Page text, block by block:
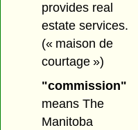
provides real
estate services.
(« maison de
courtage »)
"commission"
means The
Manitoba